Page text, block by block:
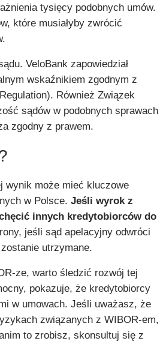
tysięcy podobnych umów.
które musiałyby zwrócić
VeloBank zapowiedział
wskaźnikiem zgodnym z
Również Związek
sądów w podobnych sprawach
zgodny z prawem.
wynik może mieć kluczowe
w Polsce.Jeśli wyrok z
innych kredytobiorców do
jeśli sąd apelacyjny odwróci
utrzymane.
ze, warto śledzić rozwój tej
pokazuje, że kredytobiorcy
w umowach. Jeśli uważasz, że
związanych z WIBOR-em,
to zrobisz, skonsultuj się z